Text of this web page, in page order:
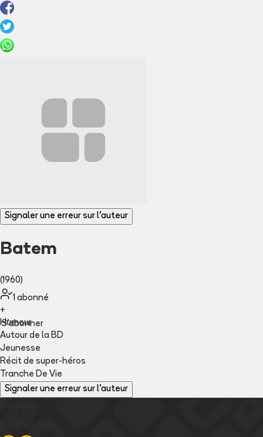
Signaler une erreur sur l'auteur
Batem
(1960)
1 abonné
+
S'abonner
Humour
Autour de la BD
Jeunesse
Récit de super-héros
Tranche De Vie
Signaler une erreur sur l'auteur